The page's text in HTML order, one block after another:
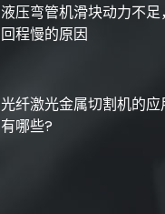
液压弯管机滑块动力不足
回程慢的原因
光纤激光金属切割机的应
有哪些?